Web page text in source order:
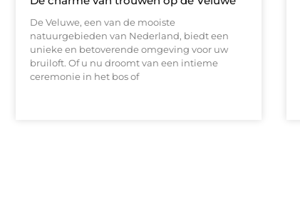
De Veluwe, een van de mooiste
natuurgebieden van Nederland, biedt een
unieke en betoverende omgeving voor uw
bruiloft. Of u nu droomt van een intieme
ceremonie in het bos of